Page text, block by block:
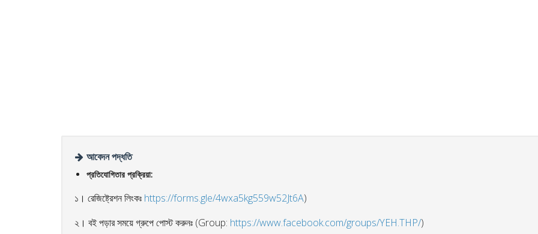
আবেদন পদ্ধতি
প্রতিযোগিতার প্রক্রিয়া:
১। রেজিষ্ট্রেশন লিংকঃ https://forms.gle/4wxa5kg559w52Jt6A)
২। বই পড়ার সময়ে গ্রুপে পোস্ট করুনঃ (Group: https://www.facebook.com/groups/YEH.THP/)